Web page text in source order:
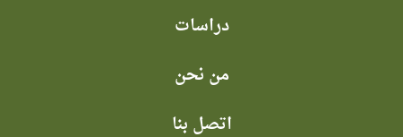
دراسات
من نحن
اتصل بنا